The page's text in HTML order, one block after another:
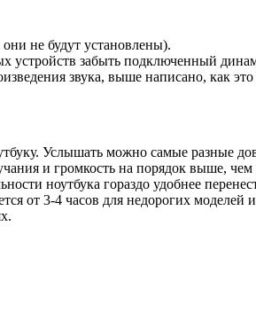
не будут установлены).
устройств забыть подключенный
звука, выше написано, как это
Услышать можно самые разные
и громкость на порядок выше,
ноутбука гораздо удобнее
от 3-4 часов для недорогих моделей